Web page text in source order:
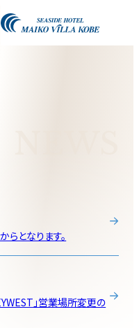
となります。
」営業場所変更の